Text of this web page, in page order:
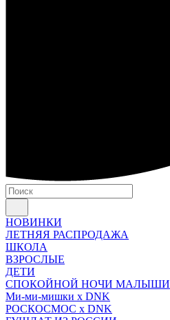
НОВИНКИ
ЛЕТНЯЯ РАСПРОДАЖА
ШКОЛА
ВЗРОСЛЫЕ
ДЕТИ
СПОКОЙНОЙ НОЧИ МАЛЫШИ
Ми-ми-мишки x DNK
РОСКОСМОС x DNK